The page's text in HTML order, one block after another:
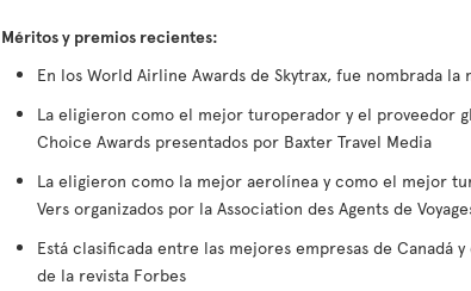
Méritos y premios recientes:
En los World Airline Awards de Skytrax, fue nombrada
La eligieron como el mejor turoperador y el proveedor
Choice Awards presentados por Baxter Travel Media
La eligieron como la mejor aerolínea y como el mejor
Vers organizados por la Association des Agents de
Está clasificada entre las mejores empresas de Canadá
de la revista Forbes